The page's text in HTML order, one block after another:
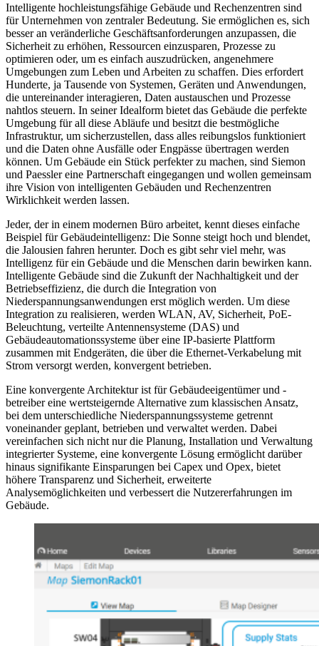
Intelligente hochleistungsfähige Gebäude und Rechenzentren sind
für Unternehmen von zentraler Bedeutung. Sie ermöglichen es, sich
besser an veränderliche Geschäftsanforderungen anzupassen, die
Sicherheit zu erhöhen, Ressourcen einzusparen, Prozesse zu
optimieren oder, um es einfach auszudrücken, angenehmere
Umgebungen zum Leben und Arbeiten zu schaffen. Dies erfordert
Hunderte, ja Tausende von Systemen, Geräten und Anwendungen,
die untereinander interagieren, Daten austauschen und Prozesse
nahtlos steuern. In seiner Idealform bietet das Gebäude die perfekte
Umgebung für all diese Abläufe und besitzt die bestmögliche
Infrastruktur, um sicherzustellen, dass alles reibungslos funktioniert
und die Daten ohne Ausfälle oder Engpässe übertragen werden
können. Um Gebäude ein Stück perfekter zu machen, sind Siemon
und Paessler eine Partnerschaft eingegangen und wollen gemeinsam
ihre Vision von intelligenten Gebäuden und Rechenzentren
Wirklichkeit werden lassen.
Jeder, der in einem modernen Büro arbeitet, kennt dieses einfache
Beispiel für Gebäudeintelligenz: Die Sonne steigt hoch und blendet,
die Jalousien fahren herunter. Doch es gibt sehr viel mehr, was
Intelligenz für ein Gebäude und die Menschen darin bewirken kann.
Intelligente Gebäude sind die Zukunft der Nachhaltigkeit und der
Betriebseffizienz, die durch die Integration von
Niederspannungsanwendungen erst möglich werden. Um diese
Integration zu realisieren, werden WLAN, AV, Sicherheit, PoE-
Beleuchtung, verteilte Antennensysteme (DAS) und
Gebäudeautomationssysteme über eine IP-basierte Plattform
zusammen mit Endgeräten, die über die Ethernet-Verkabelung mit
Strom versorgt werden, konvergent betrieben.
Eine konvergente Architektur ist für Gebäudeeigentümer und -
betreiber eine wertsteigernde Alternative zum klassischen Ansatz,
bei dem unterschiedliche Niederspannungssysteme getrennt
voneinander geplant, betrieben und verwaltet werden. Dabei
vereinfachen sich nicht nur die Planung, Installation und Verwaltung
integrierter Systeme, eine konvergente Lösung ermöglicht darüber
hinaus signifikante Einsparungen bei Capex und Opex, bietet
höhere Transparenz und Sicherheit, erweiterte
Analysemöglichkeiten und verbessert die Nutzererfahrungen im
Gebäude.